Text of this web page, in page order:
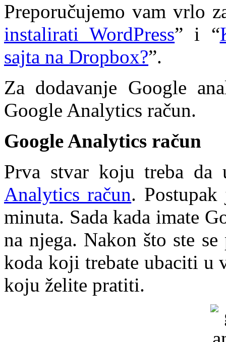
Preporučujemo vam vrlo
instalirati WordPress” i “
sajta na Dropbox?”.
Za dodavanje Google
Google Analytics račun.
Google Analytics račun
Prva stvar koju treba da
Analytics račun.
minuta. Sada kada imate
na njega. Nakon što ste
koda koji trebate ubaciti u
koju želite pratiti.